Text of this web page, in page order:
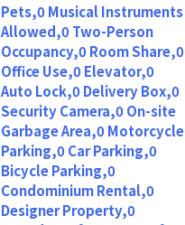
Pets,0 Musical Instruments
Allowed,0 Two-Person
Occupancy,0 Room Share,0
Office Use,0 Elevator,0
Auto Lock,0 Delivery Box,0
Security Camera,0 On-site
Garbage Area,0 Motorcycle
Parking,0 Car Parking,0
Bicycle Parking,0
Condominium Rental,0
Designer Property,0